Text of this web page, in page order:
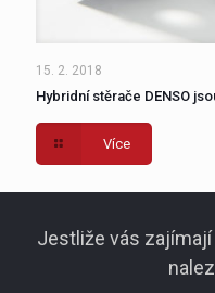
15. 2. 2018
Hybridní stěrače DENSO
Více
Jestliže vás